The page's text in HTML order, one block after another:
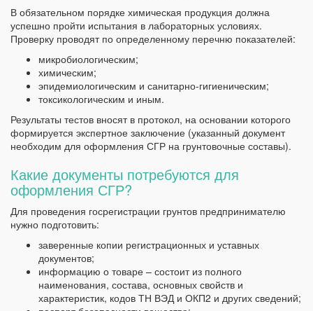
В обязательном порядке химическая продукция должна
успешно пройти испытания в лабораторных условиях.
Проверку проводят по определенному перечню показателей:
микробиологическим;
химическим;
эпидемиологическим и санитарно-гигиеническим;
токсикологическим и иным.
Результаты тестов вносят в протокол, на основании которого
формируется экспертное заключение (указанный документ
необходим для оформления СГР на грунтовочные составы).
Какие документы потребуются для
оформления СГР?
Для проведения госрегистрации грунтов предпринимателю
нужно подготовить:
заверенные копии регистрационных и уставных
документов;
информацию о товаре – состоит из полного
наименования, состава, основных свойств и
характеристик, кодов ТН ВЭД и ОКП2 и других сведений;